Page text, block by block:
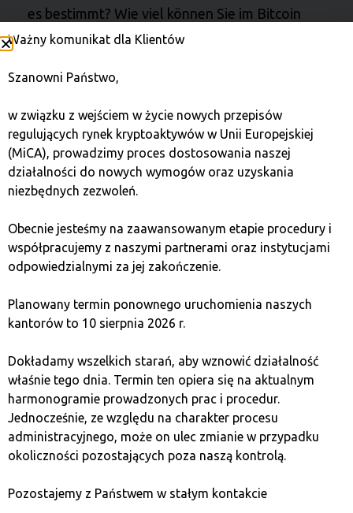
es bestimmt? Wie viel können Sie im Bitcoin
Quark Exchange Office wirklich verdienen und
Interview an und erfahren Sie die Antworten
Betreiben Ihrer eigenen Bitcoin Quark
Exchange in einem Franchise-Modell.
Quark ist ein Bitcoin
Exchange Office
Ważny komunikat dla Klientów
Szanowni Państwo,
w związku z wejściem w życie nowych przepisów
regulujących rynek kryptoaktywów w Unii Europejskiej
(MiCA), prowadzimy proces dostosowania naszej
działalności do nowych wymogów oraz uzyskania
niezbędnych zezwoleń.
Obecnie jesteśmy na zaawansowanym etapie procedury i
współpracujemy z naszymi partnerami oraz instytucjami
odpowiedzialnymi za jej zakończenie.
Planowany termin ponownego uruchomienia naszych
kantorów to 10 sierpnia 2026 r.
Dokładamy wszelkich starań, aby wznowić działalność
właśnie tego dnia. Termin ten opiera się na aktualnym
harmonogramie prowadzonych prac i procedur.
Jednocześnie, ze względu na charakter procesu
administracyjnego, może on ulec zmianie w przypadku
okoliczności pozostających poza naszą kontrolą.
Pozostajemy z Państwem w stałym kontakcie